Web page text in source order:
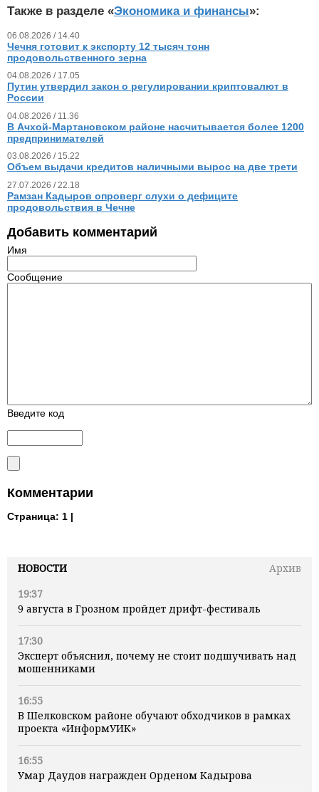
НОВОСТИ
Архив
19:37
9 августа в Грозном пройдет дрифт-фестиваль
17:30
Эксперт объяснил, почему не стоит подшучивать над
мошенниками
16:55
В Шелковском районе обучают обходчиков в рамках
проекта «ИнформУИК»
16:55
Умар Даудов награжден Орденом Кадырова
Также в разделе «Экономика и финансы»:
06.08.2026 / 14.40
Чечня готовит к экспорту 12 тысяч тонн
продовольственного зерна
04.08.2026 / 17.05
Путин утвердил закон о регулировании криптовалют в
России
04.08.2026 / 11.36
В Ачхой-Мартановском районе насчитывается более 1200
предпринимателей
03.08.2026 / 15.22
Объем выдачи кредитов наличными вырос на две трети
27.07.2026 / 22.18
Рамзан Кадыров опроверг слухи о дефиците
продовольствия в Чечне
Добавить комментарий
Имя
Сообщение
Введите код
Комментарии
Страница: 1 |